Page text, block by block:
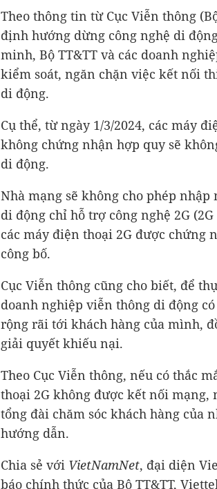
Theo thông tin từ Cục Viễn thông
định hướng dừng công nghệ di
minh, Bộ TT&TT và các doanh
kiểm soát, ngăn chặn việc kết nối
di động.
Cụ thể, từ ngày 1/3/2024, các máy
không chứng nhận hợp quy sẽ
di động.
Nhà mạng sẽ không cho phép
di động chỉ hỗ trợ công nghệ 2G
các máy điện thoại 2G được chứng
công bố.
Cục Viễn thông cũng cho biết, để
doanh nghiệp viễn thông di động
rộng rãi tới khách hàng của mình,
giải quyết khiếu nại.
Theo Cục Viễn thông, nếu có thắc
thoại 2G không được kết nối
tổng đài chăm sóc khách hàng của
hướng dẫn.
Chia sẻ với VietNamNet, đại diện
báo chính thức của Bộ TT&TT,